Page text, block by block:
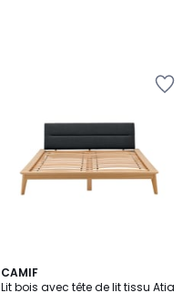
CAMIF
Lit bois avec tête de lit tissu Atia
2